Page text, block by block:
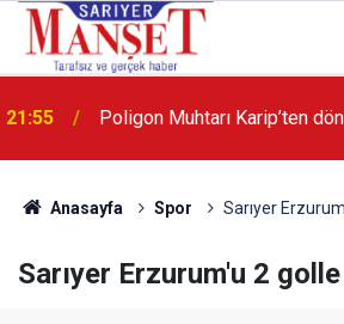
13:36 'Poligon'da İstanbul'a örnek
Anasayfa Spor Sarıyer
Sarıyer Erzurum'u 2